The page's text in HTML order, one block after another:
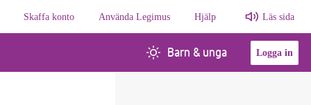
Skaffa konto Använda Legimus Hjälp Läs sida
Barn & unga Logga in